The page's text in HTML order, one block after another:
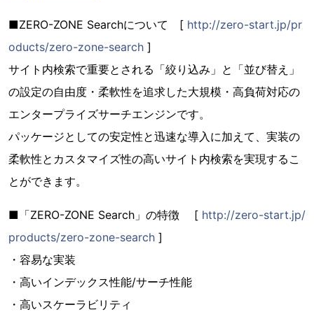
■ZERO-ZONE Searchについて [ http://zero-start.jp/pr
oducts/zero-zone-search ]
サイト内検索で重要とされる「絞り込み」と「並び替え」
の設定の自由度・柔軟性を追求した大規模・高負荷対応の
エンタープライズサーチエンジンです。
パッケージとしての安定性と迅速な導入に加えて、実装の
柔軟性とカスタマイズ性の高いサイト内検索を実現するこ
とができます。
■「ZERO-ZONE Search」の特徴 [ http://zero-start.jp/
products/zero-zone-search ]
・容易な実装
・高いインデックス性能/サーチ性能
・高いスケーラビリティ